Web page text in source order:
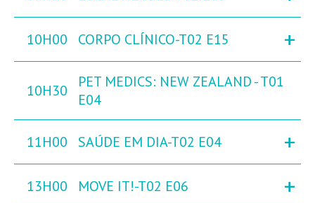
10H00 CORPO CLÍNICO-T02 E15 +
10H30
PET MEDICS: NEW ZEALAND - T01
E04
11H00 SAÚDE EM DIA-T02 E04 +
13H00 MOVE IT!-T02 E06 +